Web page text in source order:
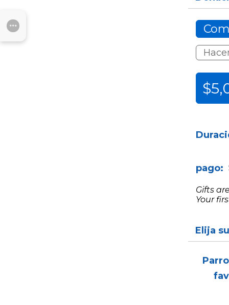
pago:
Gifts
Your
Elija